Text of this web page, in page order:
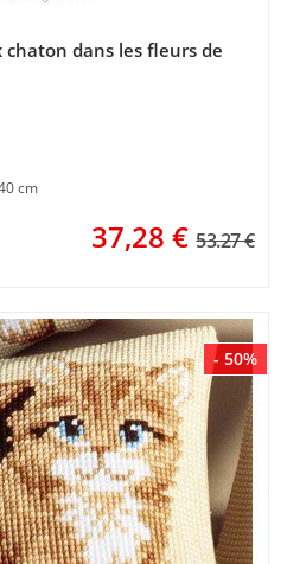
dans les fleurs de
cm
37,28 € 53.27 €
- 50%